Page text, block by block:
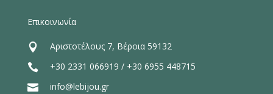
Επικοινωνία
 Αριστοτέλους 7, Βέροια 59132
 +30 2331 066919 / +30 6955 448715
 info@lebijou.gr